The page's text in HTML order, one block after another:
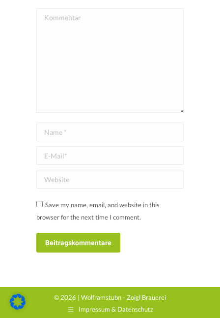
Kommentar
Name *
E-Mail *
Website
Save my name, email, and website in this
browser for the next time I comment.
Beitragskommentare
© 2026 | Wolframstubn - Zoigl Brauerei
Impressum & Datenschutz